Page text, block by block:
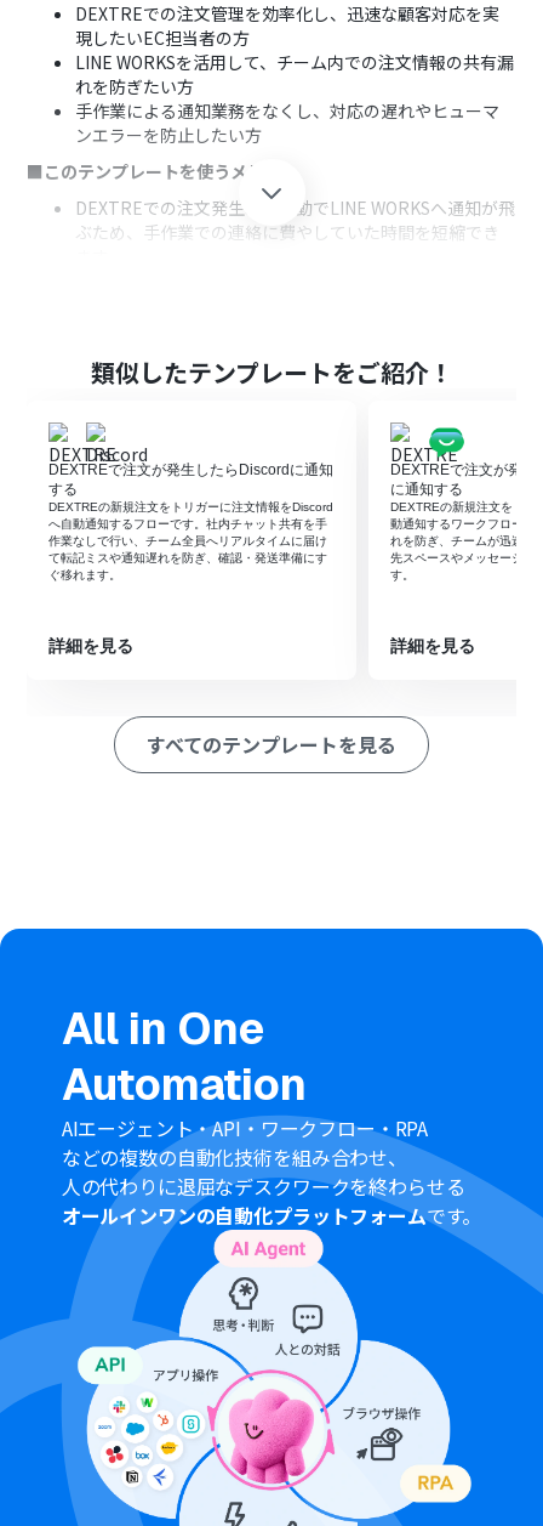
DEXTREでの注文管理を効率化し、迅速な顧客対応を実
現したいEC担当者の方
LINE WORKSを活用して、チーム内での注文情報の共有漏
れを防ぎたい方
手作業による通知業務をなくし、対応の遅れやヒューマ
ンエラーを防止したい方
■このテンプレートを使うメリット
DEXTREでの注文発生時に自動でLINE WORKSへ通知が飛
ぶため、手作業での連絡に費やしていた時間を短縮でき
はじめに、DEXTREとLINE WORKSをYoomと連携しま
次に、トリガーでDEXTREを選択し、「注文が発生した
ら」というアクションを設定します。
最後に、オペレーションでLINE WORKSを選択し、「トー
クルームにメッセージを送信」のアクションを設定して、
注文情報を通知します。
※「トリガー」：フロー起動のきっかけとなるアクション、「オ
ペレーション」：トリガー起動後、フロー内で処理を行うアク
■このワークフローのカスタムポイント
LINE WORKSのメッセージ送信設定では、通知を送るボッ
トIDとトークルームIDを指定します。また、メッセージ本
文は、DEXTREから取得した注文情報（アウトプット）
LINE WORKSのマイアプリ連携方法はこちらをご参照くだ
プランによって最短の起動間隔が異なりますので、ご注意
ください。
類似したテンプレートをご紹介！
DEXTREで注文が発生したらDiscordに通知
する
DEXTREの新規注文をトリガーに注文情報をDiscord
へ自動通知するフローです。社内チャット共有を手
作業なしで行い、チーム全員へリアルタイムに届け
て転記ミスや通知遅れを防ぎ、確認・発送準備にす
ぐ移れます。
詳細を見る
DEXTREで注文が発
に通知する
DEXTREの新規注文をト
動通知するワークフローで
れを防ぎ、チームが迅速に
先スペースやメッセージ内
す。
詳細を見る
すべてのテンプレートを見る
All in One
Automation
AIエージェント・API・ワークフロー・RPA
などの複数の自動化技術を組み合わせ、
人の代わりに退屈なデスクワークを終わらせる
オールインワンの自動化プラットフォームです。